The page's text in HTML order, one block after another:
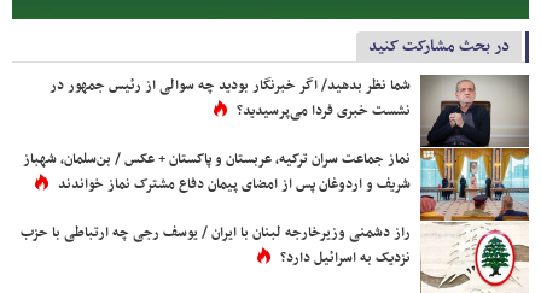
در بحث مشارکت کنید
شما نظر بدهید/ اگر خبرنگار بودید چه سوالی از رئیس جمهور در
نشست خبری فردا می‌پرسیدید؟
نماز جماعت سران ترکیه، عربستان و پاکستان + عکس / بن‌سلمان، شهباز
شریف و اردوغان پس از امضای پیمان دفاع مشترک نماز خواندند
راز دشمنی وزیرخارجه لبنان با ایران / یوسف رجی چه ارتباطی با حزب
نزدیک به اسرائیل دارد؟